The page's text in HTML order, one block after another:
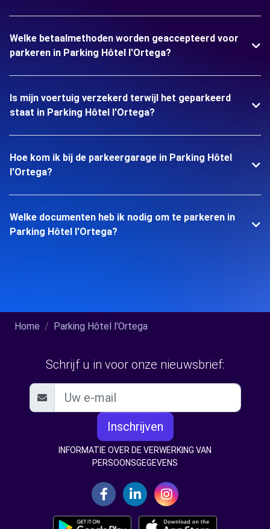
Welke betaalmethoden worden geaccepteerd voor
parkeren in Parking Hôtel l'Ortega?
Is mijn voertuig verzekerd terwijl het geparkeerd
staat in Parking Hôtel l'Ortega?
Hoe kom ik bij de parkeergarage in Parking Hôtel
l'Ortega?
Welke documenten heb ik nodig om te parkeren in
Parking Hôtel l'Ortega?
Home Parking Hôtel l'Ortega
Schrijf u in voor onze nieuwsbrief:
Inschrijven
INFORMATIE OVER DE VERWERKING VAN
PERSOONSGEGEVENS